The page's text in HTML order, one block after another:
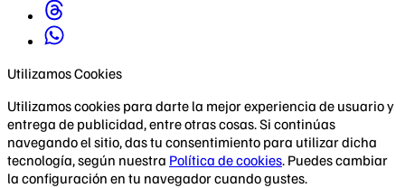
Utilizamos Cookies
Utilizamos cookies para darte la mejor experiencia de usuario y
entrega de publicidad, entre otras cosas. Si continúas
navegando el sitio, das tu consentimiento para utilizar dicha
tecnología, según nuestra Política de cookies. Puedes cambiar
la configuración en tu navegador cuando gustes.